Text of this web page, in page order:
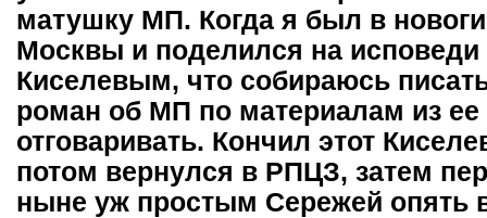
матушку МП. Когда я был в
Москвы и поделился на исповеди
Киселевым, что собираюсь
роман об МП по материалам из ее
отговаривать. Кончил этот
потом вернулся в РПЦЗ, затем
ныне уж простым Сережей